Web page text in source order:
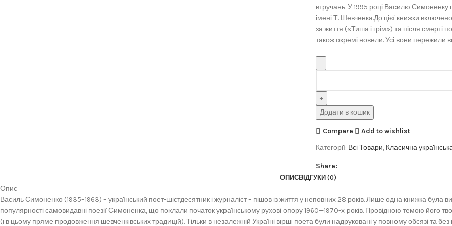
втручань. У 1995 році Василю
імені Т. Шевченка.До цієї книжки
за життя («Тиша і грім») та після смерті
також окремі новели. Усі вони пережили
Додати в кошик
Compare
Add to wishlist
Категорії: Всі Товари, Класична
Share:
ОПИСВІДГУКИ (0)
Опис
Василь Симоненко (1935–1963) – український поет-шістдесятник і журналіст – пішов із життя у неповних 28 років. Лише одна книжка була
популярності самовидавні поезії Симоненка, що поклали початок українському рухові опору 1960—1970-х pоків. Провідною темою його
(i в цьому пряме продовження шевченкiвських традицiй). Тільки в незалежній Україні вiршi поета були надруковані у повному обсязі та